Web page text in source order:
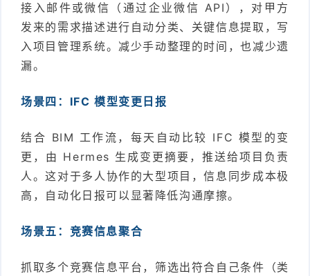
接入邮件或微信（通过企业微信 API），对甲方
发来的需求描述进行自动分类、关键信息提取，写
入项目管理系统。减少手动整理的时间，也减少遗
漏。
场景四：IFC 模型变更日报
结合 BIM 工作流，每天自动比较 IFC 模型的变
更，由 Hermes 生成变更摘要，推送给项目负责
人。这对于多人协作的大型项目，信息同步成本极
高，自动化日报可以显著降低沟通摩擦。
场景五：竞赛信息聚合
抓取多个竞赛信息平台，筛选出符合自己条件（类